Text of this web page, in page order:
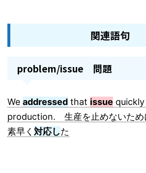
関連語句
problem/issue 問題
We addressed that issue
production. 生産を止めないため
素早く 対応した